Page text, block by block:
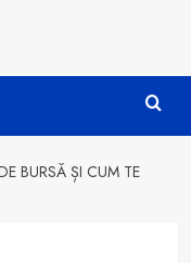
BURSĂ ȘI CUM TE